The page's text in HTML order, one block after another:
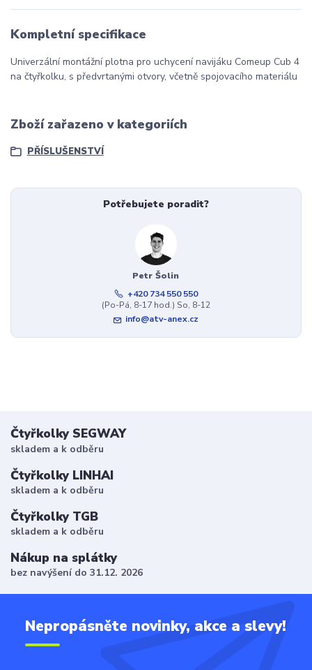
Kompletní specifikace
Univerzální montážní plotna pro uchycení navijáku Comeup Cub 4
na čtyřkolku, s předvrtanými otvory, včetně spojovacího materiálu
Zboží zařazeno v kategoriích
PŘÍSLUŠENSTVÍ
Potřebujete poradit?
Petr Šolin
+420 734 550 550
(Po-Pá, 8-17 hod.) So, 8-12
info@atv-anex.cz
Čtyřkolky SEGWAY
skladem a k odběru
Čtyřkolky LINHAI
skladem a k odběru
Čtyřkolky TGB
skladem a k odběru
Nákup na splátky
bez navýšení do 31.12. 2026
Nepropásněte novinky, akce a slevy!